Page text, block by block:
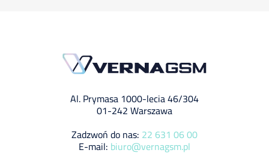
Al. Prymasa 1000-lecia 46/304
01-242 Warszawa
Zadzwoń do nas: 22 631 06 00
E-mail: biuro@vernagsm.pl